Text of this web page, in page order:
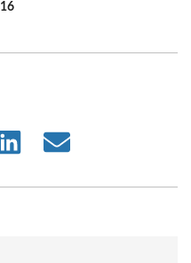
16
Share
Share